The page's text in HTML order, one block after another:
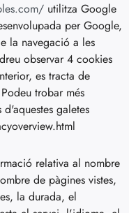
utilitza Google
per Google,
la navegació a les
observar 4 cookies
es tracta de
trobar més
galetes
relativa al nombre
de pàgines vistes,
la durada, el